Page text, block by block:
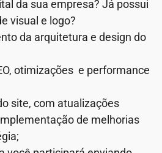
da sua empresa? Já possui
visual e logo?
da arquitetura e design do
otimizações e performance
site, com atualizações
de melhorias